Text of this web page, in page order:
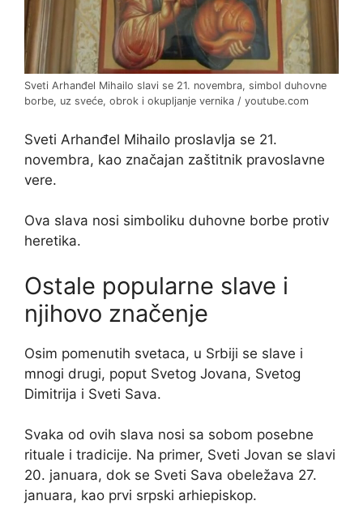
Sveti Arhanđel Mihailo slavi se 21. novembra, simbol duhovne
borbe, uz sveće, obrok i okupljanje vernika / youtube.com
Sveti Arhanđel Mihailo proslavlja se 21.
novembra, kao značajan zaštitnik pravoslavne
vere.
Ova slava nosi simboliku duhovne borbe protiv
heretika.
Ostale popularne slave i
njihovo značenje
Osim pomenutih svetaca, u Srbiji se slave i
mnogi drugi, poput Svetog Jovana, Svetog
Dimitrija i Sveti Sava.
Svaka od ovih slava nosi sa sobom posebne
rituale i tradicije. Na primer, Sveti Jovan se slavi
20. januara, dok se Sveti Sava obeležava 27.
januara, kao prvi srpski arhiepiskop.